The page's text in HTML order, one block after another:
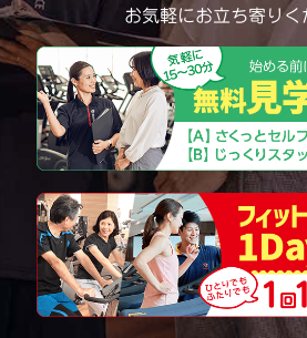
お気軽にお立ち寄りく